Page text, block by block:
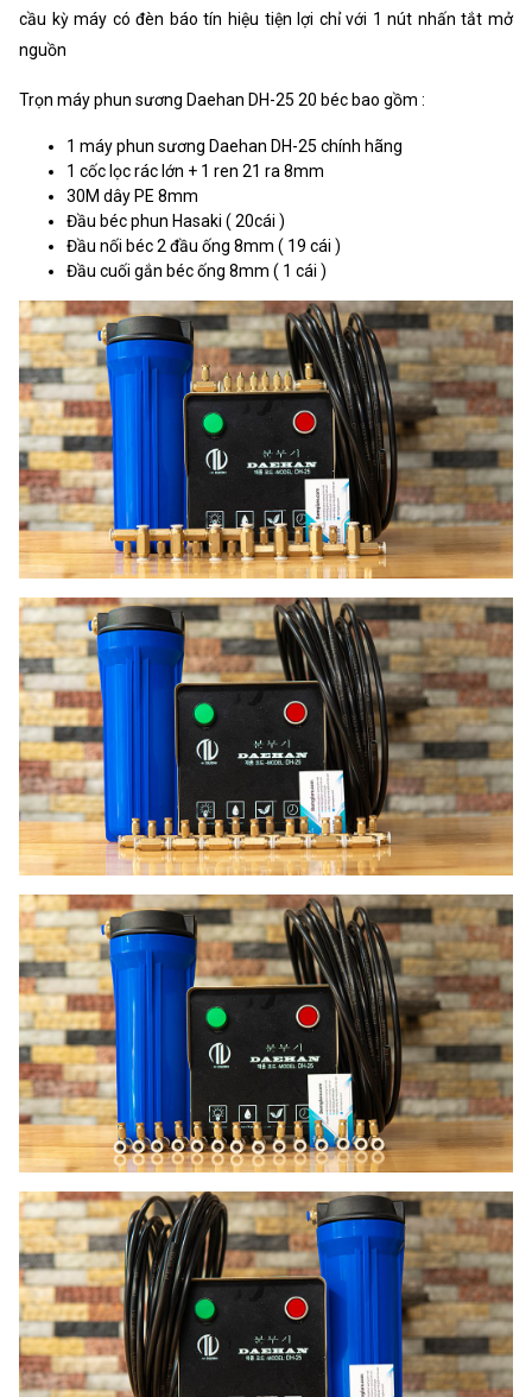
cầu kỳ máy có đèn báo tín hiệu tiện lợi chỉ với 1 nút nhấn tắt mở
nguồn
Trọn máy phun sương Daehan DH-25 20 béc bao gồm :
1 máy phun sương Daehan DH-25 chính hãng
1 cốc lọc rác lớn + 1 ren 21 ra 8mm
30M dây PE 8mm
Đầu béc phun Hasaki ( 20cái )
Đầu nối béc 2 đầu ống 8mm ( 19 cái )
Đầu cuối gắn béc ống 8mm ( 1 cái )